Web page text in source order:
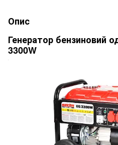
Опис
Генератор бензиновий
3300W